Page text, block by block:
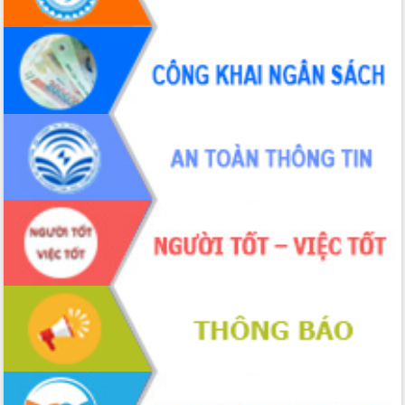
Đắk Lắk”
Tăng cường giám sát, đôn đốc thực
hiện nhiệm vụ quản lý tài sản công
hàng tuần
Tháo gỡ những vướng mắc, đẩy mạnh
công tác cải cách thủ tục hành chính
tại Trung tâm Phục vụ hành chính
công tỉnh
Đắk Lắk: Tôn vinh 46 giải pháp tại Hội
thi Sáng tạo Kỹ thuật 2024 - 2025
Đắk Lắk rà soát, điều chỉnh Đề án 190
về phát triển nuôi trồng thủy sản
Phó Chủ tịch UBND tỉnh Đắk Lắk
Trương Công Thái kiểm tra thực địa
Dự án cao tốc Khánh Hòa - Buôn Ma
Thuột
Định vị cà phê Việt Nam như một “di
sản sống” trong dòng chảy toàn cầu
Xây dựng nông thôn mới: Nâng cao đời
sống người dân từ những mô hình thiết